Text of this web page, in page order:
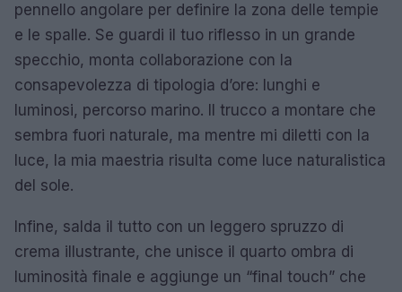
pennello angolare per definire la zona delle tempie
e le spalle. Se guardi il tuo riflesso in un grande
specchio, monta collaborazione con la
consapevolezza di tipologia d’ore: lunghi e
luminosi, percorso marino. Il trucco a montare che
sembra fuori naturale, ma mentre mi diletti con la
luce, la mia maestria risulta come luce naturalistica
del sole.
Infine, salda il tutto con un leggero spruzzo di
crema illustrante, che unisce il quarto ombra di
luminosità finale e aggiunge un “final touch” che